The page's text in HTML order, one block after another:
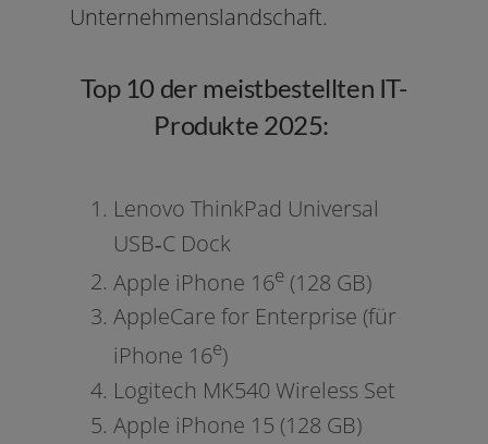
Unternehmenslandschaft.
Top 10 der meistbestellten IT-
Produkte 2025:
Lenovo ThinkPad Universal
USB‑C Dock
Apple iPhone 16e(128 GB)
AppleCare for Enterprise (für
iPhone 16e)
Logitech MK540 Wireless Set
Apple iPhone 15 (128 GB)